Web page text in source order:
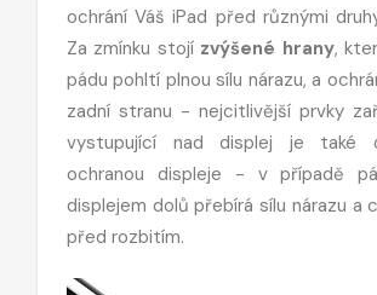
ochrání Váš iPad před různými
Za zmínku stojí zvýšené hrany,
pádu pohltí plnou sílu nárazu, a
zadní stranu - nejcitlivější prvky
vystupující nad displej je také
ochranou displeje - v případě
displejem dolů přebírá sílu nárazu a
před rozbitím.